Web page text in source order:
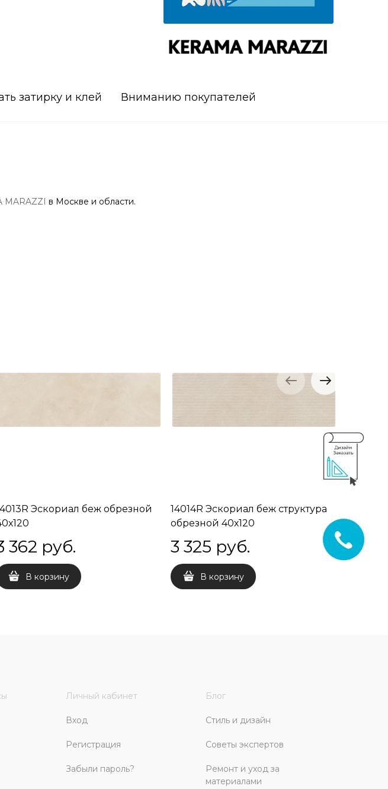
затирку и клей Вниманию покупателей
MARAZZI в Москве и области.
Эскориал беж обрезной
362 руб.
В корзину
14014R Эскориал беж структура
обрезной 40х120
3 325 руб.
В корзину
2 214
Личный кабинет
Вход
Регистрация
Забыли пароль?
Блог
Стиль и дизайн
Советы экспертов
Ремонт и уход за
материалами